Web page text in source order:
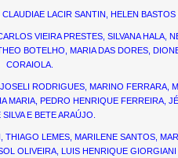
LACIR SANTIN, HELEN BASTOS
VIEIRA PRESTES, SILVANA HALA,
BOTELHO, MARIA DAS DORES,
CORAIOLA.
RODRIGUES, MARINO FERRARA,
MARIA, PEDRO HENRIQUE FERREIRA,
E BETE ARAÚJO.
LEMES, MARILENE SANTOS,
OLIVEIRA, LUIS HENRIQUE GIORGIANI